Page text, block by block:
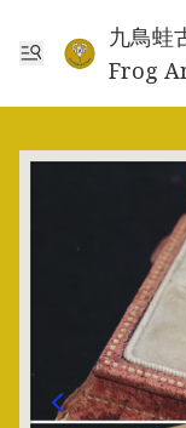
九鳥蛙
Frog